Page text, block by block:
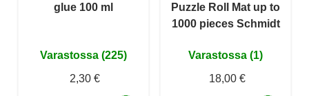
glue 100 ml
Varastossa (225)
2,30 €
Puzzle Roll Mat up to
1000 pieces Schmidt
Varastossa (1)
18,00 €